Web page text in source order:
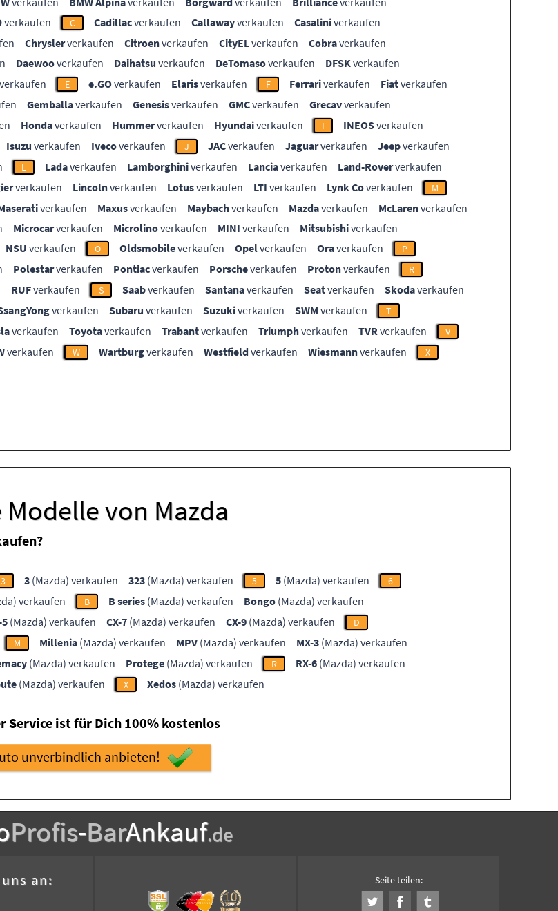
verkaufen C Cadillacverkaufen Callawayverkaufen Casaliniverkaufen
Chryslerverkaufen Citroenverkaufen CityELverkaufen Cobraverkaufen
Daewooverkaufen Daihatsu verkaufen DeTomasoverkaufen DFSKverkaufen
verkaufen E e.GOverkaufen Elarisverkaufen F Ferrariverkaufen Fiatverkaufen
Gemballaverkaufen Genesisverkaufen GMCverkaufen Grecavverkaufen
Hondaverkaufen Hummerverkaufen Hyundaiverkaufen I INEOSverkaufen
Isuzu verkaufen Ivecoverkaufen J JACverkaufen Jaguarverkaufen Jeepverkaufen
L Ladaverkaufen Lamborghiniverkaufen Lanciaverkaufen Land-Roververkaufen
verkaufen Lincolnverkaufen Lotusverkaufen LTI verkaufen Lynk Coverkaufen M
verkaufen Maxusverkaufen Maybachverkaufen Mazdaverkaufen McLarenverkaufen
Microcarverkaufen Microlinoverkaufen MINI verkaufen Mitsubishiverkaufen
NSU verkaufen O Oldsmobileverkaufen Opelverkaufen Oraverkaufen P
Polestarverkaufen Pontiacverkaufen Porscheverkaufen Protonverkaufen R
RUFverkaufen S Saabverkaufen Santanaverkaufen Seatverkaufen Skodaverkaufen
verkaufen Subaru verkaufen Suzukiverkaufen SWM verkaufen T
verkaufen Toyotaverkaufen Trabantverkaufen Triumphverkaufen TVRverkaufen V
verkaufen W Wartburgverkaufen Westfieldverkaufen Wiesmannverkaufen X
von Mazda
3 3 (Mazda) verkaufen 323 (Mazda) verkaufen 5 5 (Mazda) verkaufen 6
verkaufen B B series (Mazda) verkaufen Bongo (Mazda) verkaufen
5 (Mazda) verkaufen CX-7 (Mazda) verkaufen CX-9 (Mazda) verkaufen D
M Millenia (Mazda) verkaufen MPV (Mazda) verkaufen MX-3 (Mazda) verkaufen
(Mazda) verkaufen Protege (Mazda) verkaufen R RX-6 (Mazda) verkaufen
(Mazda) verkaufen X Xedos (Mazda) verkaufen
Service ist für Dich 100% kostenlos
unverbindlich anbieten!
Profis-BarAnkauf.de
an: Seite teilen: